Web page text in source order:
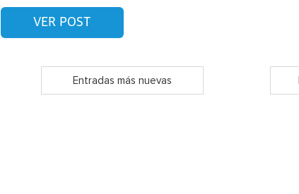
VER POST
Entradas más nuevas